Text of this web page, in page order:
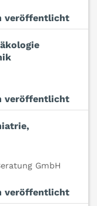
veröffentlicht
veröffentlicht
GmbH
veröffentlicht